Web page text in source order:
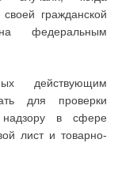
гражданской
федеральным
действующим
для проверки
в сфере
лист и товарно-